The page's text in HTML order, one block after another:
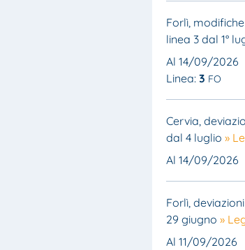
Forlì,
linea 3 dal 1°
Al 14/09/2026
Linea: 3 FO
Cervia,
dal 4 luglio »
Al 14/09/2026
Forlì,
29 giugno »
Al 11/09/2026